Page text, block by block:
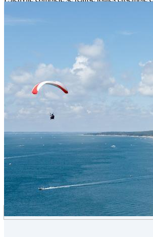
Non seulement vous allez découvrir
vous allez surtout beaucoup rire et passer de
vivant des expériences surprenantes.
En prime, un magnifique cadeau à la fin
un bijou qu’elle gardera toute sa vie en